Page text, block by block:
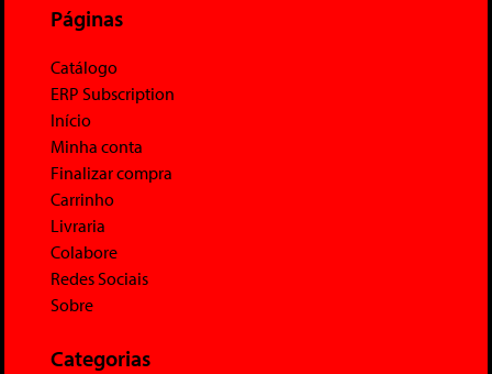
Páginas
Catálogo
ERP Subscription
Início
Minha conta
Finalizar compra
Carrinho
Livraria
Colabore
Redes Sociais
Sobre
Categorias